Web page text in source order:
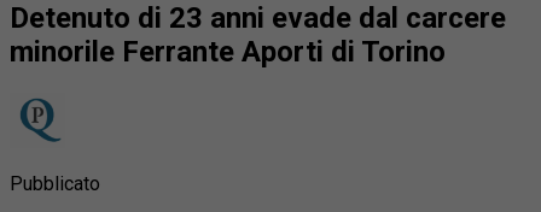
Detenuto di 23 anni evade dal carcere
minorile Ferrante Aporti di Torino
Pubblicato